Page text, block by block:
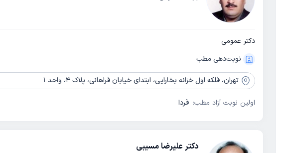
دکتر عمومی
نوبت‌دهی مطب
تهران، فلکه اول خزانه بخارایی، ابتدای خیابان فراهانی، پلاک 4، واحد 1
اولین نوبت آزاد مطب: فردا
دکتر علیرضا مسیبی